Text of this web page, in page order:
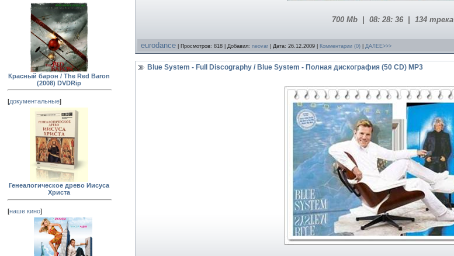
Красный барон / The Red Baron
(2008) DVDRip
[документальные]
Генеалогическое древо Иисуса
Христа
[наше кино]
700 Mb | 08: 28: 36 | 134 трека
eurodance | Просмотров: 818 | Добавил: neovar | Дата: 26.12.2009 Комментарии (0) ДАЛЕЕ>>>
Blue System - Full Discography / Blue System - Полная дискография (50 CD) MP3